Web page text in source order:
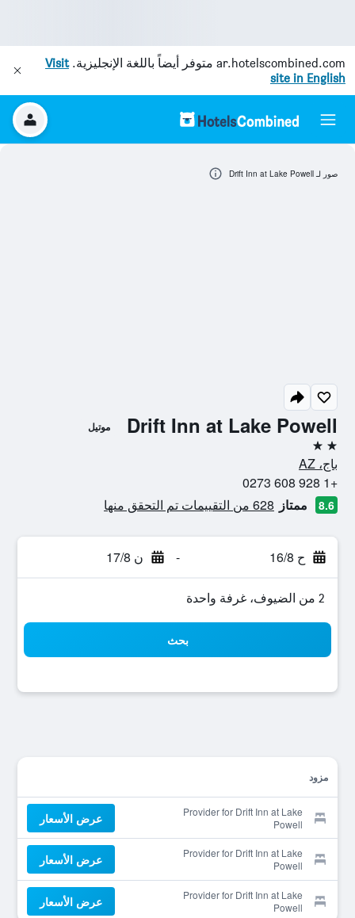
ar.hotelscombined.com متوفر أيضاً باللغة الإنجليزية.Visit
site in English
Drift Inn at Lake Powell موتيل
2 نجمتين
باج، AZ
+1 928 608 0273
8.6 ممتاز 628 من التقييمات تم التحقق منها
ح 16/8 - ن 17/8
2 من الضيوف، غرفة واحدة
بحث
مزود
Provider for Drift Inn at Lake
Powell
عرض الأسعار
Provider for Drift Inn at Lake
Powell
عرض الأسعار
Provider for Drift Inn at Lake
Powell
عرض الأسعار
صور لـ Drift Inn at Lake Powell